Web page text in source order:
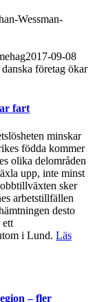
Wessman-
2017-09-08
företag ökar
fart
minskar
födda kommer
olika delområden
upp, inte minst
sker
arbetstillfällen
desto
ett
i Lund. Läs
– fler